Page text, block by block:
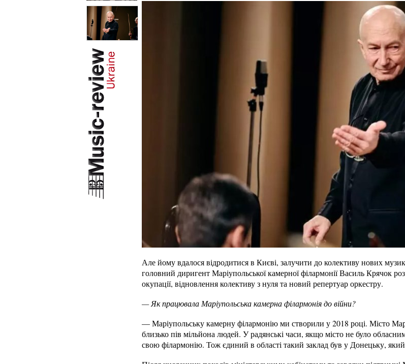
Але йому вдалося відродитися в Києві, залучити до колективу нових
головний диригент Маріупольської камерної філармонії Василь Крячок
окупації, відновлення колективу з нуля та новий репертуар оркестру.
— Як працювала Маріупольська камерна філармонія до війни?
— Маріупольську камерну філармонію ми створили у 2018 році. Місто
близько пів мільйона людей. У радянські часи, якщо місто не було
свою філармонію. Тож єдиний в області такий заклад був у Донецьку,